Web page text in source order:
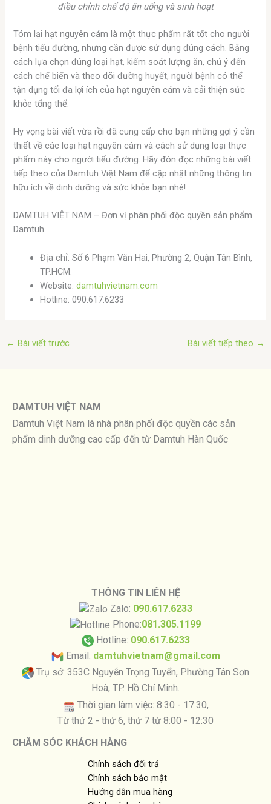
điều chỉnh chế độ ăn uống và sinh hoạt
Tóm lại hạt nguyên cám là một thực phẩm rất tốt cho người
bệnh tiểu đường, nhưng cần được sử dụng đúng cách. Bằng
cách lựa chọn đúng loại hạt, kiểm soát lượng ăn, chú ý đến
cách chế biến và theo dõi đường huyết, người bệnh có thể
tận dụng tối đa lợi ích của hạt nguyên cám và cải thiện sức
khỏe tổng thể.
Hy vọng bài viết vừa rồi đã cung cấp cho bạn những gợi ý cần
thiết về các loại hạt nguyên cám và cách sử dụng loại thực
phẩm này cho người tiểu đường. Hãy đón đọc những bài viết
tiếp theo của Damtuh Việt Nam để cập nhật những thông tin
hữu ích về dinh dưỡng và sức khỏe bạn nhé!
DAMTUH VIỆT NAM – Đơn vị phân phối độc quyền sản phẩm
Damtuh.
Địa chỉ: Số 6 Phạm Văn Hai, Phường 2, Quận Tân Bình,
TP.HCM.
Website: damtuhvietnam.com
Hotline: 090.617.6233
← Bài viết trước Bài viết tiếp theo →
DAMTUH VIỆT NAM
Damtuh Việt Nam là nhà phân phối độc quyền các sản
phẩm dinh dưỡng cao cấp đến từ Damtuh Hàn Quốc
THÔNG TIN LIÊN HỆ
Zalo: 090.617.6233
Phone:081.305.1199
Hotline: 090.617.6233
Email: damtuhvietnam@gmail.com
Trụ sở: 353C Nguyễn Trọng Tuyển, Phường Tân Sơn
Hoà, TP. Hồ Chí Minh.
Thời gian làm việc: 8:30 - 17:30,
Từ thứ 2 - thứ 6, thứ 7 từ 8:00 - 12:30
CHĂM SÓC KHÁCH HÀNG
Chính sách đổi trả
Chính sách bảo mật
Hướng dẫn mua hàng